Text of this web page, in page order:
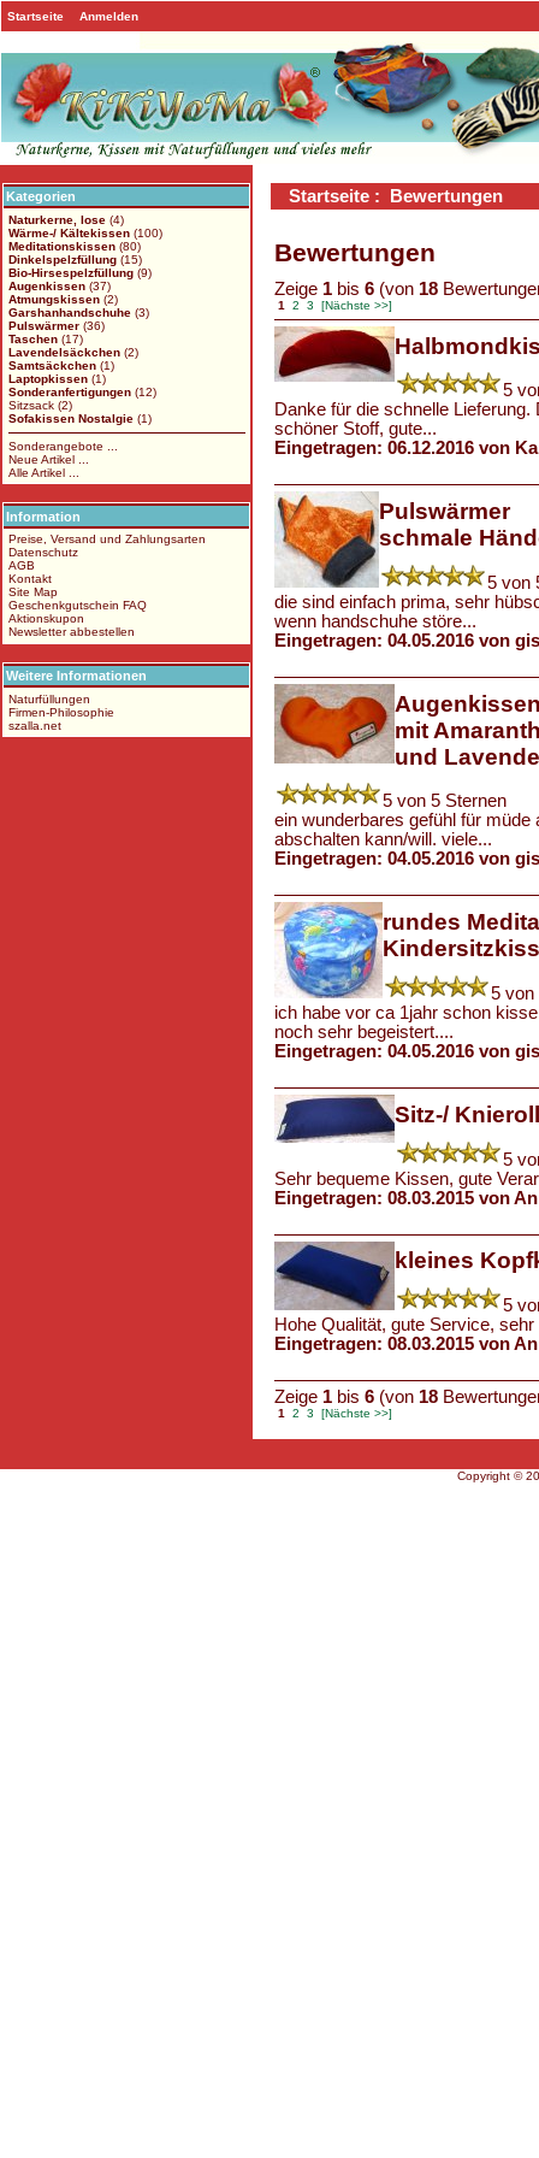
Startseite Anmelden
Kategorien
Naturkerne, lose(4)
Wärme-/ Kältekissen(100)
Meditationskissen(80)
Dinkelspelzfüllung(15)
Bio-Hirsespelzfüllung(9)
Augenkissen(37)
Atmungskissen(2)
Garshanhandschuhe(3)
Pulswärmer(36)
Taschen(17)
Lavendelsäckchen(2)
Samtsäckchen(1)
Laptopkissen(1)
Sonderanfertigungen(12)
Sitzsack(2)
Sofakissen Nostalgie(1)
Sonderangebote ...
Neue Artikel ...
Alle Artikel ...
Information
Preise, Versand und Zahlungsarten
Datenschutz
AGB
Kontakt
Site Map
Geschenkgutschein FAQ
Aktionskupon
Newsletter abbestellen
Weitere Informationen
Naturfüllungen
Firmen-Philosophie
szalla.net
Startseite : Bewertungen
Bewertungen
Zeige 1 bis 6 (von 18
1 2 3 [Nächste >>]
5
Danke für die schnelle
schöner Stoff, gute...
Eingetragen: 06.12.2016 von
Pulswärmer
schmale
5 von
die sind einfach prima, sehr
wenn handschuhe störe...
Eingetragen: 04.05.2016 von
mit
und
5 von 5 Sternen
ein wunderbares gefühl für
abschalten kann/will. viele...
Eingetragen: 04.05.2016 von
rundes
5 von
ich habe vor ca 1jahr schon
noch sehr begeistert....
Eingetragen: 04.05.2016 von
Sitz-/
5
Sehr bequeme Kissen, gute
Eingetragen: 08.03.2015 von
kleines
5
Hohe Qualität, gute Service,
Eingetragen: 08.03.2015 von
Zeige 1 bis 6 (von 18
1 2 3 [Nächste >>]
Copyright ©